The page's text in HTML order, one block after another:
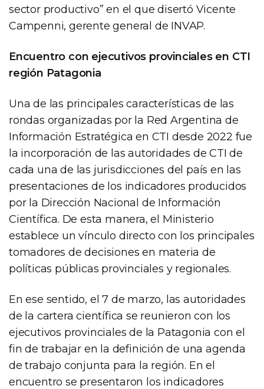
sector productivo” en el que disertó Vicente
Campenni, gerente general de INVAP.
Encuentro con ejecutivos provinciales en CTI
región Patagonia
Una de las principales características de las
rondas organizadas por la Red Argentina de
Información Estratégica en CTI desde 2022 fue
la incorporación de las autoridades de CTI de
cada una de las jurisdicciones del país en las
presentaciones de los indicadores producidos
por la Dirección Nacional de Información
Científica. De esta manera, el Ministerio
establece un vínculo directo con los principales
tomadores de decisiones en materia de
políticas públicas provinciales y regionales.
En ese sentido, el 7 de marzo, las autoridades
de la cartera científica se reunieron con los
ejecutivos provinciales de la Patagonia con el
fin de trabajar en la definición de una agenda
de trabajo conjunta para la región. En el
encuentro se presentaron los indicadores